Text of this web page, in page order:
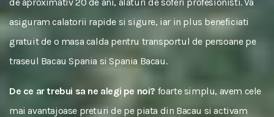
asiguram calatorii rapide si sigure, iar in plus beneficiati
gratuit de o masa calda pentru transportul de persoane pe
traseul Bacau Spania si Spania Bacau.
De ce ar trebui sa ne alegi pe noi? foarte simplu, avem cele
mai avantajoase preturi de pe piata din Bacau si activam